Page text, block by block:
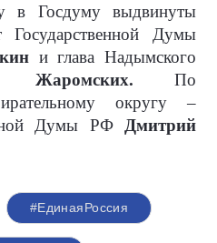
Госдуму выдвинуты
Государственной Думы
и глава Надымского
Жаромских. По
округу –
Думы РФ Дмитрий
#ЕдинаяРоссия